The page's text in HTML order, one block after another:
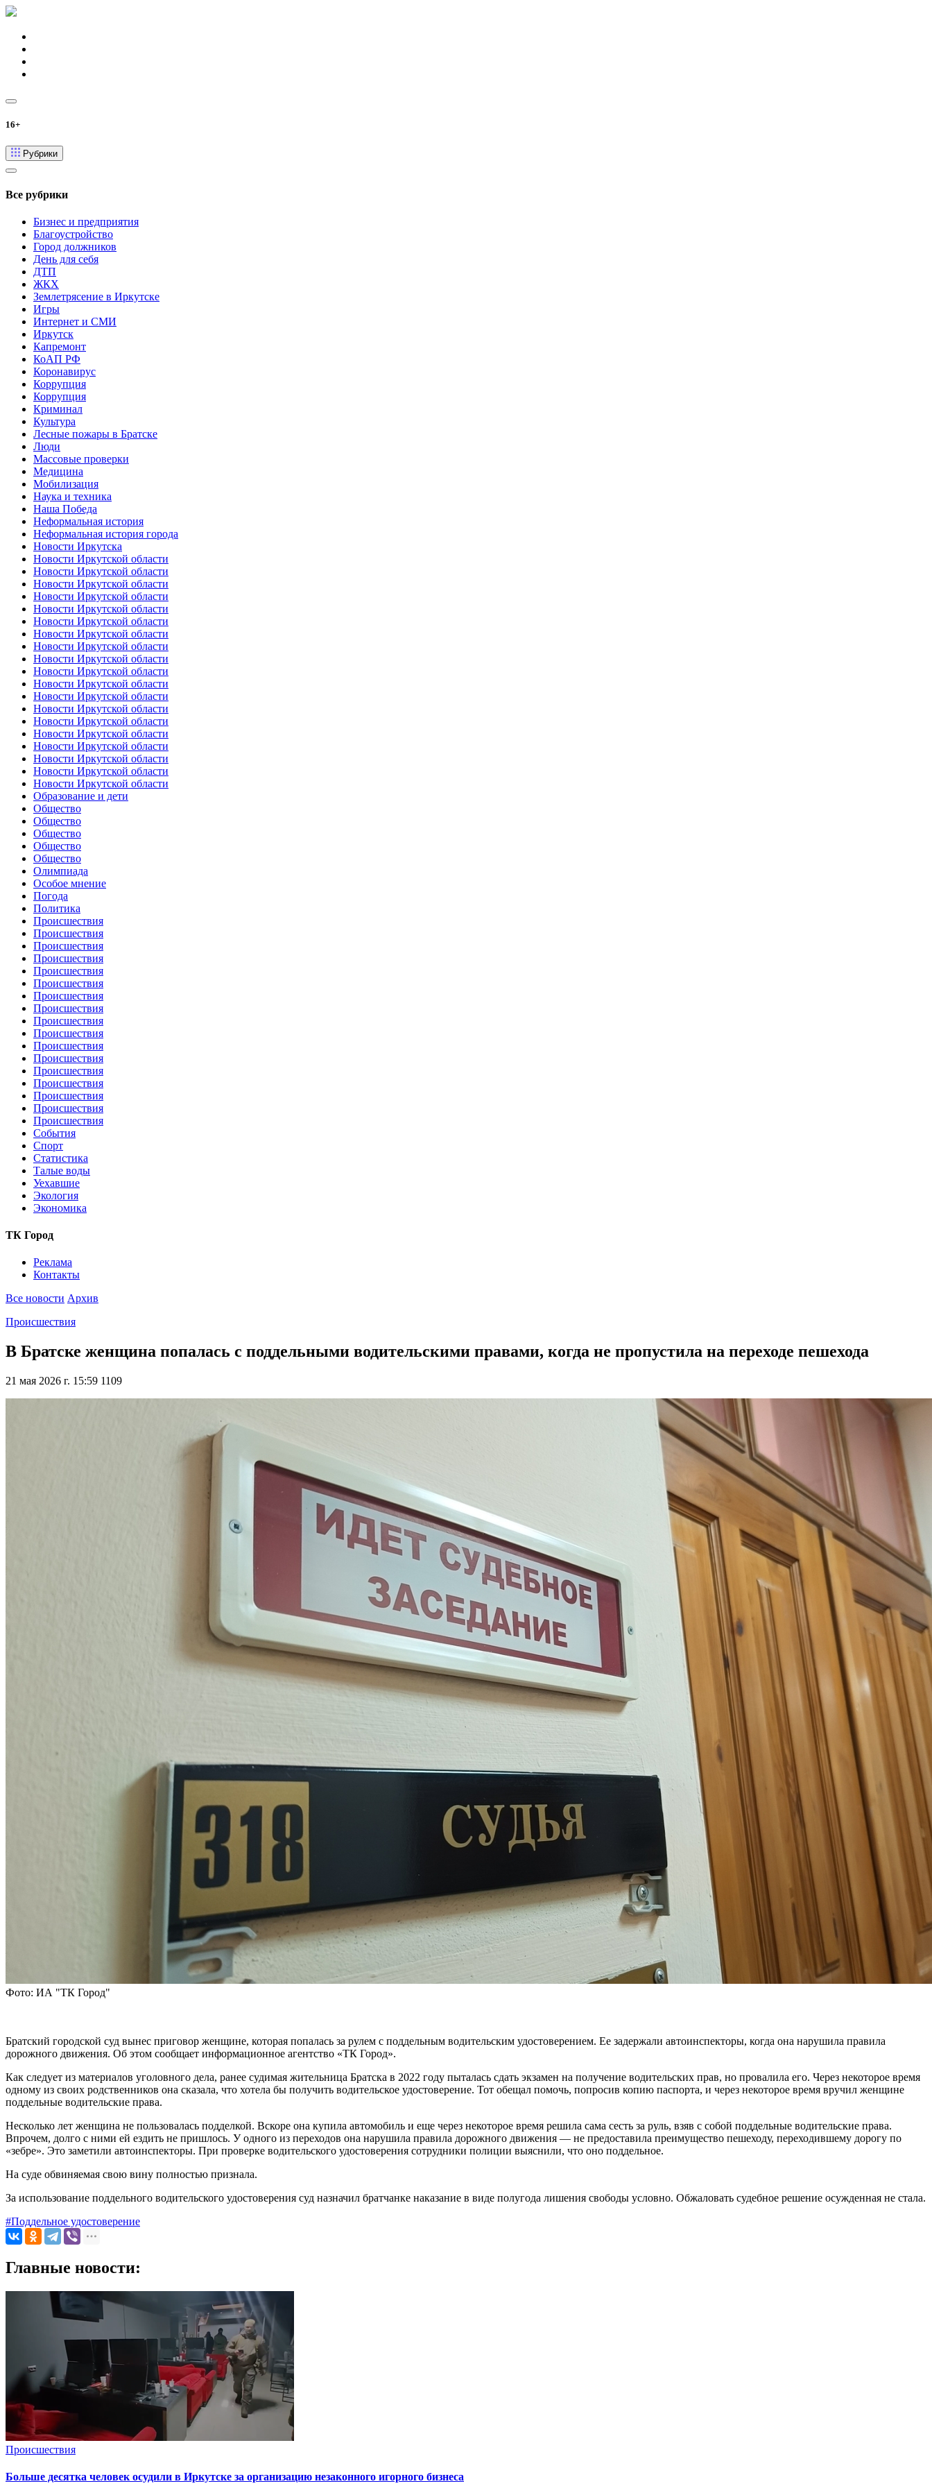
16+
Рубрики
Все рубрики
Бизнес и предприятия
Благоустройство
Город должников
День для себя
ДТП
ЖКХ
Землетрясение в Иркутске
Игры
Интернет и СМИ
Иркутск
Капремонт
КоАП РФ
Коронавирус
Коррупция
Коррупция
Криминал
Культура
Лесные пожары в Братске
Люди
Массовые проверки
Медицина
Мобилизация
Наука и техника
Наша Победа
Неформальная история
Неформальная история города
Новости Иркутска
Новости Иркутской области
Новости Иркутской области
Новости Иркутской области
Новости Иркутской области
Новости Иркутской области
Новости Иркутской области
Новости Иркутской области
Новости Иркутской области
Новости Иркутской области
Новости Иркутской области
Новости Иркутской области
Новости Иркутской области
Новости Иркутской области
Новости Иркутской области
Новости Иркутской области
Новости Иркутской области
Новости Иркутской области
Новости Иркутской области
Новости Иркутской области
Образование и дети
Общество
Общество
Общество
Общество
Общество
Олимпиада
Особое мнение
Погода
Политика
Происшествия
Происшествия
Происшествия
Происшествия
Происшествия
Происшествия
Происшествия
Происшествия
Происшествия
Происшествия
Происшествия
Происшествия
Происшествия
Происшествия
Происшествия
Происшествия
Происшествия
События
Спорт
Статистика
Талые воды
Уехавшие
Экология
Экономика
ТК Город
Реклама
Контакты
Все новости Архив
Происшествия
В Братске женщина попалась с поддельными водительскими правами, когда не пропустила на переходе пешехода
21 мая 2026 г. 15:59 1109
Фото: ИА "ТК Город"
Братский городской суд вынес приговор женщине, которая попалась за рулем с поддельным водительским удостоверением. Ее задержали автоинспекторы, когда она нарушила правила
дорожного движения. Об этом сообщает информационное агентство «ТК Город».
Как следует из материалов уголовного дела, ранее судимая жительница Братска в 2022 году пыталась сдать экзамен на получение водительских прав, но провалила его. Через некоторое время
одному из своих родственников она сказала, что хотела бы получить водительское удостоверение. Тот обещал помочь, попросив копию паспорта, и через некоторое время вручил женщине
поддельные водительские права.
Несколько лет женщина не пользовалась подделкой. Вскоре она купила автомобиль и еще через некоторое время решила сама сесть за руль, взяв с собой поддельные водительские права.
Впрочем, долго с ними ей ездить не пришлось. У одного из переходов она нарушила правила дорожного движения — не предоставила преимущество пешеходу, переходившему дорогу по
«зебре». Это заметили автоинспекторы. При проверке водительского удостоверения сотрудники полиции выяснили, что оно поддельное.
На суде обвиняемая свою вину полностью признала.
За использование поддельного водительского удостоверения суд назначил братчанке наказание в виде полугода лишения свободы условно. Обжаловать судебное решение осужденная не стала.
#Поддельное удостоверение
Главные новости:
Происшествия
Больше десятка человек осудили в Иркутске за организацию незаконного игорного бизнеса